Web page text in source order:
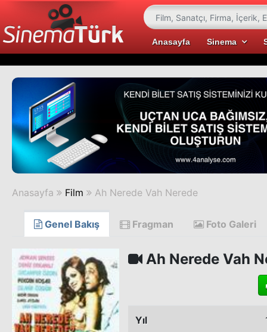
Anasayfa Sinema
Anasayfa Film Ah Nerede Vah Nerede
Genel Bakış Fragman Foto Galeri
Ah Nerede Vah
Yıl